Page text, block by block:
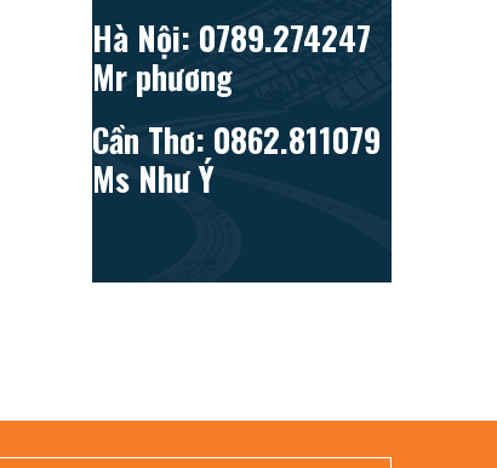
Hà Nội: 0789.274247
Mr phương
Cần Thơ: 0862.811079
Ms Như Ý